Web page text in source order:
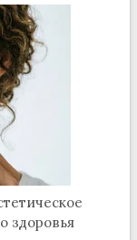
здоровья